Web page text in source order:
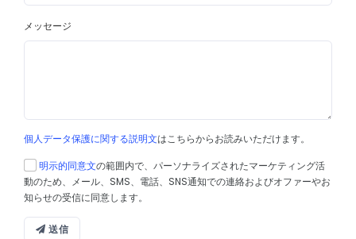
メッセージ
個人データ保護に関する説明文はこちらからお読みいただけます。
明示的同意文の範囲内で、パーソナライズされたマーケティング活
動のため、メール、SMS、電話、SNS通知での連絡およびオファーやお
知らせの受信に同意します。
送信